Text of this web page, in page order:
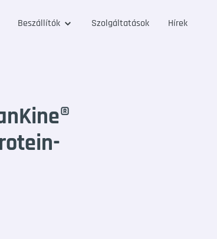
Beszállítók Szolgáltatások Hírek